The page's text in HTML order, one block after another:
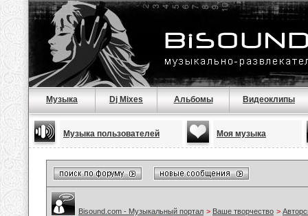
Музыка Dj Mixes Альбомы Видеоклипы
Музыка пользователей Моя музыка
Bisound.com - Музыкальный портал > Ваше творчество >